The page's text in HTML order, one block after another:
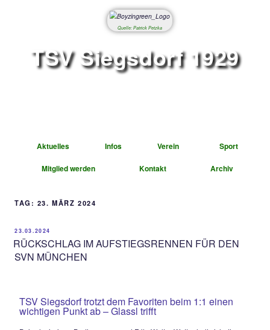
Quelle: Patrick Petzka
TSV Siegsdorf
Mitglied werden
TAG:23. MÄRZ 2024
RÜCKSCHLAG IM AUFSTIEGSRENNEN
SVN MÜNCHEN